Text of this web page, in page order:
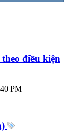
điều kiện
PM